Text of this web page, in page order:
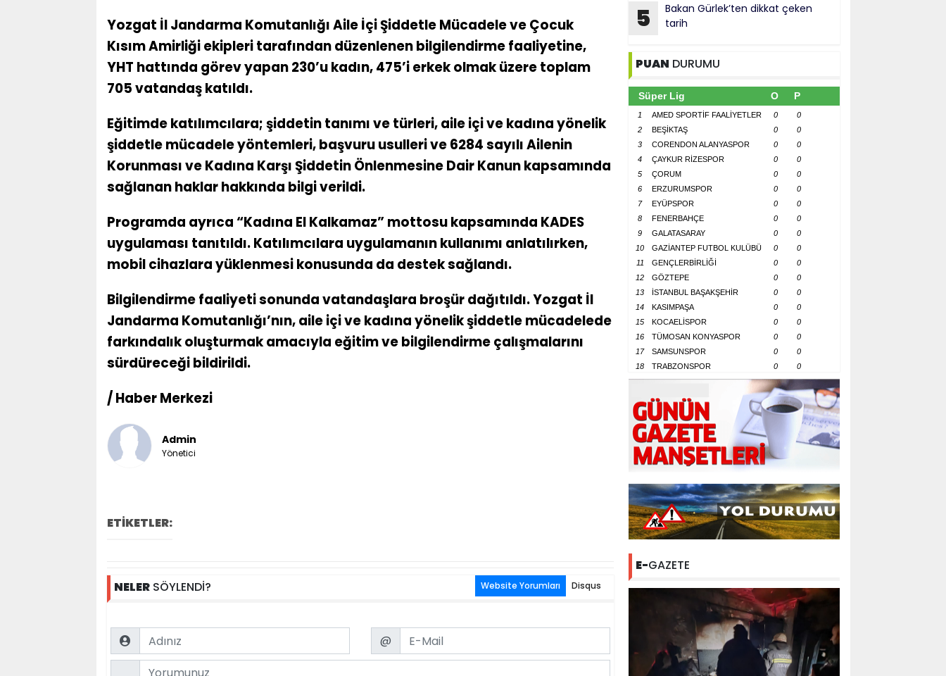
Yozgat İl Jandarma Komutanlığı Aile İçi Şiddetle Mücadele ve Çocuk
Kısım Amirliği ekipleri tarafından düzenlenen bilgilendirme faaliyetine,
YHT hattında görev yapan 230’u kadın, 475’i erkek olmak üzere toplam
705 vatandaş katıldı.
Eğitimde katılımcılara; şiddetin tanımı ve türleri, aile içi ve kadına yönelik
şiddetle mücadele yöntemleri, başvuru usulleri ve 6284 sayılı Ailenin
Korunması ve Kadına Karşı Şiddetin Önlenmesine Dair Kanun kapsamında
sağlanan haklar hakkında bilgi verildi.
Programda ayrıca “Kadına El Kalkamaz” mottosu kapsamında KADES
uygulaması tanıtıldı. Katılımcılara uygulamanın kullanımı anlatılırken,
mobil cihazlara yüklenmesi konusunda da destek sağlandı.
Bilgilendirme faaliyeti sonunda vatandaşlara broşür dağıtıldı. Yozgat İl
Jandarma Komutanlığı’nın, aile içi ve kadına yönelik şiddetle mücadelede
farkındalık oluşturmak amacıyla eğitim ve bilgilendirme çalışmalarını
sürdüreceği bildirildi.
/ Haber Merkezi
Admin
Yönetici
ETİKETLER:
NELERSÖYLENDİ? Website Yorumları Disqus
Name Email
@
Comment
5
Bakan Gürlek’ten dikkat çeken
tarih
PUAN DURUMU
Süper Lig O P
1 AMED SPORTİF FAALİYETLER 0
0
2
BEŞİKTAŞ 0
0
3
CORENDON ALANYASPOR 0
0
4
ÇAYKUR RİZESPOR 0
0
5
ÇORUM 0
0
6
ERZURUMSPOR 0
0
7
EYÜPSPOR 0
0
8
FENERBAHÇE 0
0
9
GALATASARAY 0
0
10
GAZİANTEP FUTBOL KULÜBÜ 0
0
11
GENÇLERBİRLİĞİ 0
0
12
GÖZTEPE 0
0
13
İSTANBUL BAŞAKŞEHİR 0
0
14
KASIMPAŞA 0
0
15
KOCAELİSPOR 0
0
16
TÜMOSAN KONYASPOR 0
0
17
SAMSUNSPOR 0
0
18
TRABZONSPOR 0 0
E-GAZETE